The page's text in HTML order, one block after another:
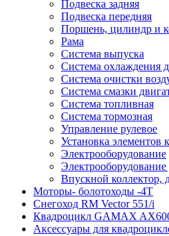
Подвеска задняя
Подвеска передняя
Поршень, цилиндр и
Рама
Система выпуска
Система охлаждения
Система очистки
Система смазки
Система топливная
Система тормозная
Управление рулевое
Установка элементов
Электрооборудование
Электрооборудование
Впускной коллектор,
Моторы- болотоходы -4Т
Снегоход RM Vector 551/i
Квадроцикл GAMAX
Аксессуары для